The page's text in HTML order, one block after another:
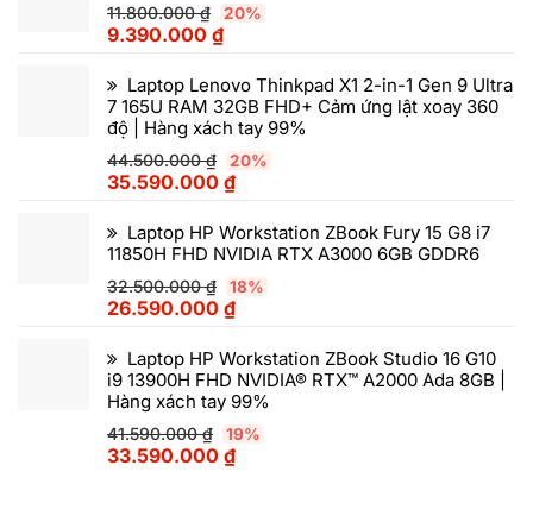
11.800.000₫ 20%
9.390.000 ₫
Laptop Lenovo Thinkpad X1 2-in-1 Gen 9 Ultra
7 165U RAM 32GB FHD+ Cảm ứng lật xoay 360
độ | Hàng xách tay 99%
44.500.000₫ 20%
35.590.000 ₫
Laptop HP Workstation ZBook Fury 15 G8 i7
11850H FHD NVIDIA RTX A3000 6GB GDDR6
32.500.000₫ 18%
26.590.000 ₫
Laptop HP Workstation ZBook Studio 16 G10
i9 13900H FHD NVIDIA® RTX™ A2000 Ada 8GB |
Hàng xách tay 99%
41.590.000₫ 19%
33.590.000 ₫